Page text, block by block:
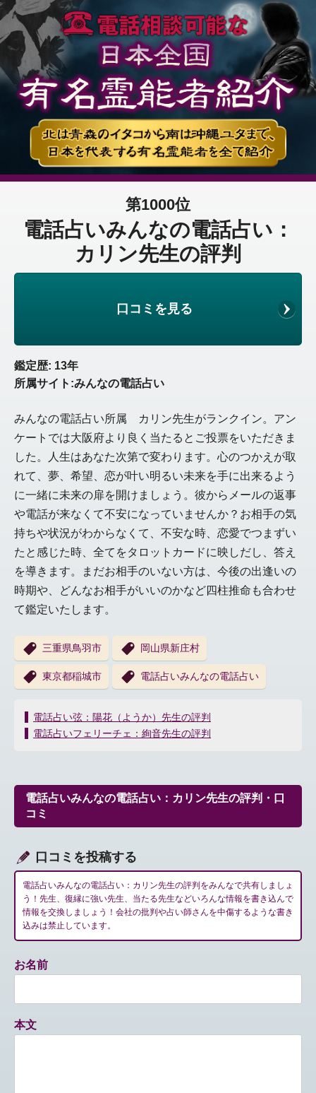
第1000位
電話占いみんなの電話占い：
カリン先生の評判
口コミを見る
鑑定歴: 13年
所属サイト:みんなの電話占い
みんなの電話占い所属 カリン先生がランクイン。アン
ケートでは大阪府より良く当たるとご投票をいただきま
した。人生はあなた次第で変わります。心のつかえが取
れて、夢、希望、恋が叶い明るい未来を手に出来るよう
に一緒に未来の扉を開けましょう。彼からメールの返事
や電話が来なくて不安になっていませんか？お相手の気
持ちや状況がわからなくて、不安な時、恋愛でつまずい
たと感じた時、全てをタロットカードに映しだし、答え
を導きます。まだお相手のいない方は、今後の出逢いの
時期や、どんなお相手がいいのかなど四柱推命も合わせ
て鑑定いたします。
三重県鳥羽市 岡山県新庄村
東京都稲城市 電話占いみんなの電話占い
投
稿
ー
シ
電話占い弦：陽花（ようか）先生の評判
電話占いフェリーチェ：絢音先生の評判
電話占いみんなの電話占い：カリン先生の評判・口
コミ
口コミを投稿する
電話占いみんなの電話占い：カリン先生の評判をみんなで共有しましょ
う！先生、復縁に強い先生、当たる先生などいろんな情報を書き込んで
情報を交換しましょう！会社の批判や占い師さんを中傷するような書き
込みは禁止しています。
お名前
本文